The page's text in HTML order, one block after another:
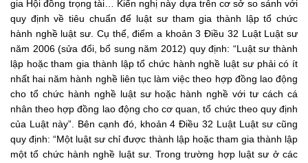
gia Hội đồng trọng tài… Kiến nghị này dựa trên cơ sở so sánh với
quy định về tiêu chuẩn để luật sư tham gia thành lập tổ chức
hành nghề luật sư. Cụ thể, điểm a khoản 3 Điều 32 Luật Luật sư
năm 2006 (sửa đổi, bổ sung năm 2012) quy định: “Luật sư thành
lập hoặc tham gia thành lập tổ chức hành nghề luật sư phải có ít
nhất hai năm hành nghề liên tục làm việc theo hợp đồng lao động
cho tổ chức hành nghề luật sư hoặc hành nghề với tư cách cá
nhân theo hợp đồng lao động cho cơ quan, tổ chức theo quy định
của Luật này”. Bên cạnh đó, khoản 4 Điều 32 Luật Luật sư cũng
quy định: “Một luật sư chỉ được thành lập hoặc tham gia thành lập
một tổ chức hành nghề luật sư. Trong trường hợp luật sư ở các